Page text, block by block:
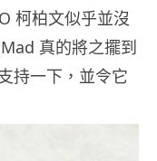
柯柏文似乎並沒
真的將之擺到
持一下，並令它